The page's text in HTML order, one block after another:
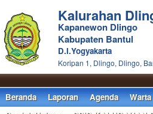
Kalurahan
Kapanewon Dlingo
Kabupaten Bantul
D.I.Yogyakarta
Koripan 1, Dlingo, Dlingo,
Beranda Laporan Agenda